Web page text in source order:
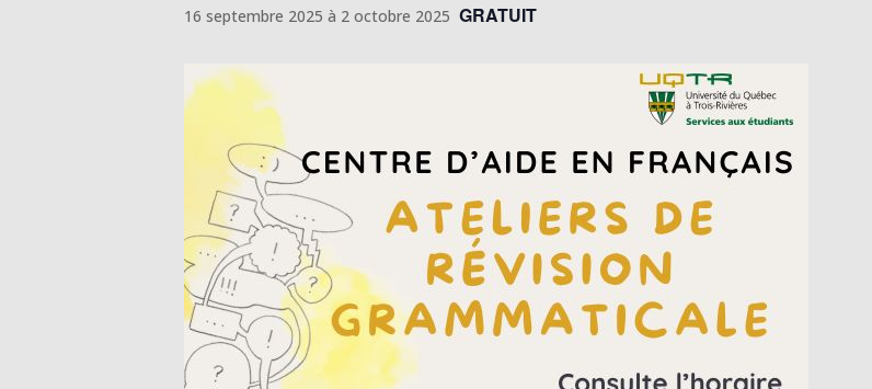
16 septembre 2025 à 2 octobre 2025 GRATUIT